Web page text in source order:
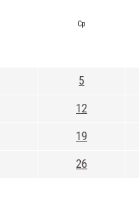
Ср
5
12
19
26